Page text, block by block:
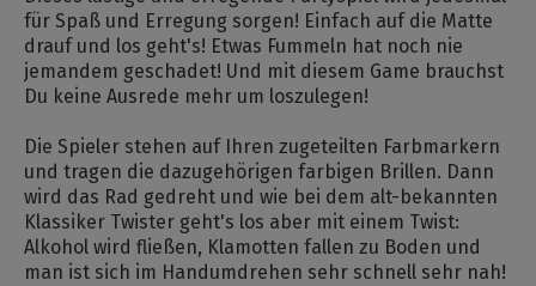
für Spaß und Erregung sorgen! Einfach auf die Matte
drauf und los geht's! Etwas Fummeln hat noch nie
jemandem geschadet! Und mit diesem Game brauchst
Du keine Ausrede mehr um loszulegen!
Die Spieler stehen auf Ihren zugeteilten Farbmarkern
und tragen die dazugehörigen farbigen Brillen. Dann
wird das Rad gedreht und wie bei dem alt-bekannten
Klassiker Twister geht's los aber mit einem Twist:
Alkohol wird fließen, Klamotten fallen zu Boden und
man ist sich im Handumdrehen sehr schnell sehr nah!